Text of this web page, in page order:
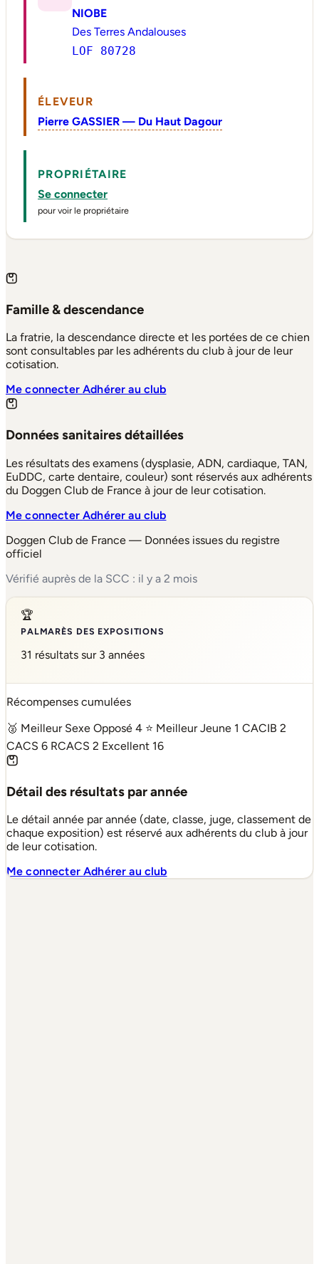
NIOBE
Des Terres Andalouses
LOF 80728
ÉLEVEUR
Pierre GASSIER — Du Haut Dagour
PROPRIÉTAIRE
Se connecter
pour voir le propriétaire
Famille & descendance
La fratrie, la descendance directe et les portées de ce chien
sont consultables par les adhérents du club à jour de leur
cotisation.
Me connecterAdhérer au club
Données sanitaires détaillées
Les résultats des examens (dysplasie, ADN, cardiaque, TAN,
EuDDC, carte dentaire, couleur) sont réservés aux adhérents
du Doggen Club de France à jour de leur cotisation.
Me connecterAdhérer au club
Doggen Club de France — Données issues du registre
officiel
Vérifié auprès de la SCC : il y a 2 mois
🏆
PALMARÈS DES EXPOSITIONS
31 résultats sur 3 années
Récompenses cumulées
🥈 Meilleur Sexe Opposé 4 ⭐ Meilleur Jeune 1 CACIB 2
CACS 6 RCACS 2 Excellent 16
Détail des résultats par année
Le détail année par année (date, classe, juge, classement de
chaque exposition) est réservé aux adhérents du club à jour
de leur cotisation.
Me connecterAdhérer au club